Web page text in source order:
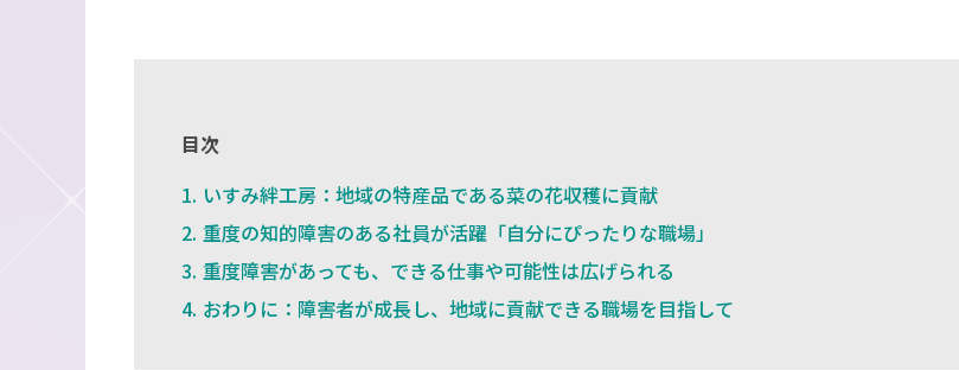
目次
いすみ絆工房：地域の特産品である菜の花収穫に貢献
重度の知的障害のある社員が活躍「自分にぴったりな職場」
重度障害があっても、できる仕事や可能性は広げられる
おわりに：障害者が成長し、地域に貢献できる職場を目指して